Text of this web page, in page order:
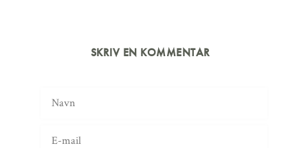
SKRIV EN KOMMENTAR